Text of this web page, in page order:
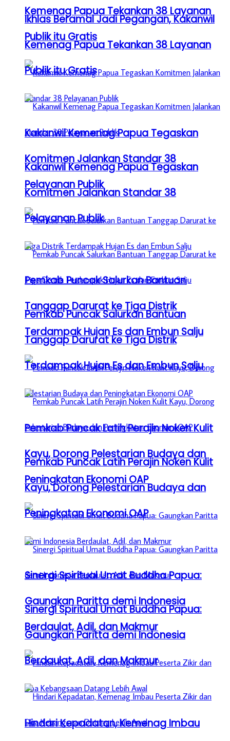
Kemenag Papua Tekankan 38 Layanan
Publik itu Gratis
Kakanwil Kemenag Papua Tegaskan
Komitmen Jalankan Standar 38
Pelayanan Publik
Pemkab Puncak Salurkan Bantuan
Tanggap Darurat ke Tiga Distrik
Terdampak Hujan Es dan Embun Salju
Pemkab Puncak Latih Perajin Noken Kulit
Kayu, Dorong Pelestarian Budaya dan
Peningkatan Ekonomi OAP
Sinergi Spiritual Umat Buddha Papua:
Gaungkan Paritta demi Indonesia
Berdaulat, Adil, dan Makmur
Hindari Kepadatan, Kemenag Imbau
Ikhlas Beramal Jadi Pegangan, Kakanwil
Kemenag Papua Tekankan 38 Layanan
Publik itu Gratis
Kakanwil Kemenag Papua Tegaskan
Komitmen Jalankan Standar 38
Pelayanan Publik
Pemkab Puncak Salurkan Bantuan
Tanggap Darurat ke Tiga Distrik
Terdampak Hujan Es dan Embun Salju
Pemkab Puncak Latih Perajin Noken Kulit
Kayu, Dorong Pelestarian Budaya dan
Peningkatan Ekonomi OAP
Sinergi Spiritual Umat Buddha Papua:
Gaungkan Paritta demi Indonesia
Berdaulat, Adil, dan Makmur